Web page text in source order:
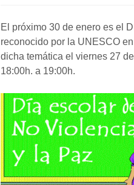
El próximo 30 de enero es el
reconocido por la UNESCO
dicha temática el viernes 27
18:00h. a 19:00h.